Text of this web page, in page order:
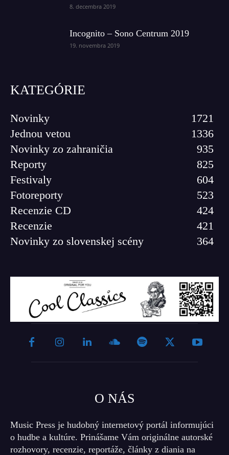
8. decembra 2019
Incognito – Sono Centrum 2019
19. novembra 2019
KATEGÓRIE
Novinky
1721
Jednou vetou
1336
Novinky zo zahraničia
935
Reporty
825
Festivaly
604
Fotoreporty
523
Recenzie CD
424
Recenzie
421
Novinky zo slovenskej scény
364
O NÁS
Music Press je hudobný internetový portál informujúci
o hudbe a kultúre. Prinášame Vám originálne autorské
rozhovory, recenzie, reportáže, články z diania na